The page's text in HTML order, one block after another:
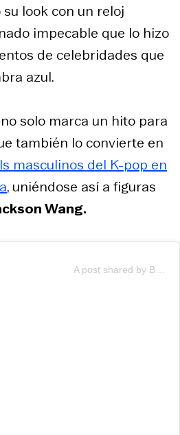
look con un reloj
impecable que lo hizo
de celebridades que
azul.
no solo marca un hito para
también lo convierte en
masculinos del K-pop en
, uniéndose así a figuras
Wang.